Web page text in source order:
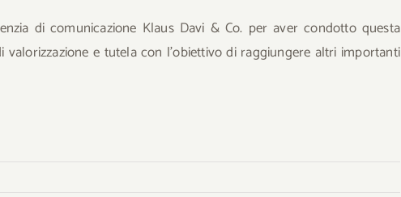
di comunicazione Klaus Davi & Co. per aver condotto questa
e tutela con l’obiettivo di raggiungere altri importanti